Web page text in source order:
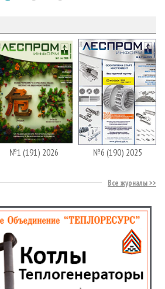
№1 (191) 2026 №6 (190) 2025
Все журналы